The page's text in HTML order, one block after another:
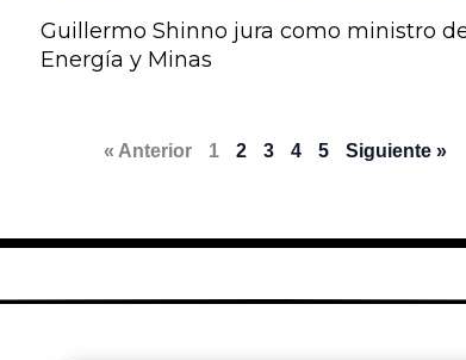
Guillermo Shinno jura como ministro
Energía y Minas
« Anterior 1 2 3 4 5 Siguiente »